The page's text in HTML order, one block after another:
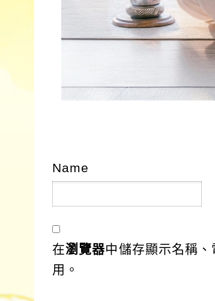
Name
在瀏覽器中儲存顯示名稱
用。